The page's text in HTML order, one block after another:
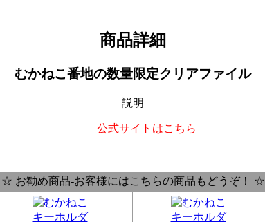
商品詳細
むかねこ番地の数量限定クリアファイル
説明
公式サイトはこちら
☆ お勧め商品-お客様にはこちらの商品もどうぞ！ ☆